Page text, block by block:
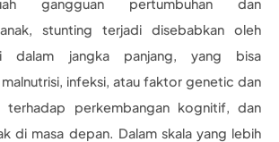
gangguan pertumbuhan dan
stunting terjadi disebabkan oleh
dalam jangka panjang, yang bisa
infeksi, atau faktor genetic dan
terhadap perkembangan kognitif, dan
di masa depan. Dalam skala yang lebih